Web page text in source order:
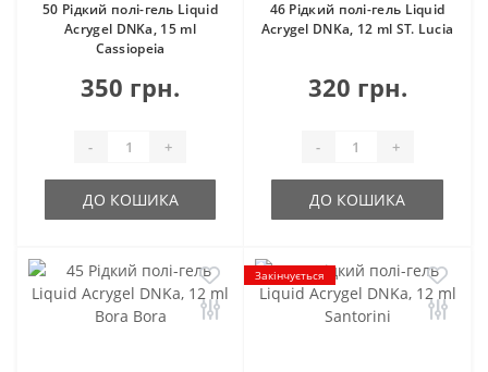
50 Рідкий полі-гель Liquid
Acrygel DNKa, 15 ml
Cassiopeia
350 грн.
- +
ДО КОШИКА
46 Рідкий полі-гель Liquid
Acrygel DNKa, 12 ml ST. Lucia
320 грн.
- +
ДО КОШИКА
Закінчується